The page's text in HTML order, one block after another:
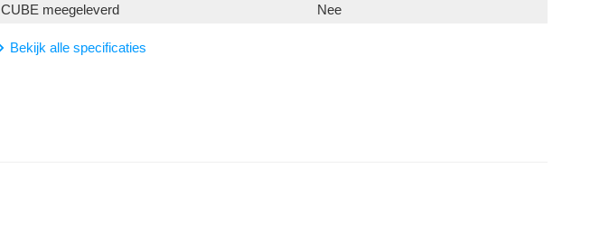
CUBE meegeleverd
Nee
Bekijk alle specificaties